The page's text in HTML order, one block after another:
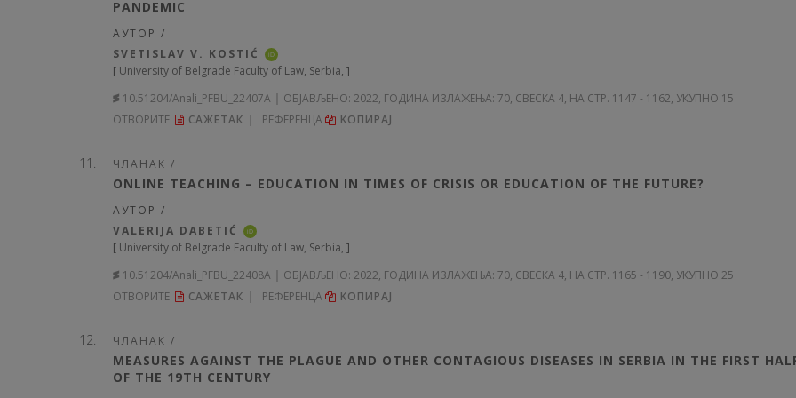
PANDEMIC
АУТОР /
SVETISLAV V. KOSTIĆ
iD
[ University of Belgrade Faculty of Law, Serbia, ]
10.51204/Anali_PFBU_22407A
ОБЈАВЉЕНО: 2022, ГОДИНА ИЗЛАЖЕЊА: 70, СВЕСКА 4, НА СТР. 1147 - 1162, УКУПНО 15
ОТВОРИТЕ
САЖЕТАК РЕФЕРЕНЦА KОПИРАЈ
ЧЛАНАК /
ONLINE TEACHING – EDUCATION IN TIMES OF CRISIS OR EDUCATION OF THE FUTURE?
АУТОР /
VALERIJA DABETIĆ
iD
[ University of Belgrade Faculty of Law, Serbia, ]
10.51204/Anali_PFBU_22408A
ОБЈАВЉЕНО: 2022, ГОДИНА ИЗЛАЖЕЊА: 70, СВЕСКА 4, НА СТР. 1165 - 1190, УКУПНО 25
ОТВОРИТЕ
САЖЕТАК РЕФЕРЕНЦА KОПИРАЈ
ЧЛАНАК /
MEASURES AGAINST THE PLAGUE AND OTHER CONTAGIOUS DISEASES IN SERBIA IN THE FIRST
OF THE 19TH CENTURY